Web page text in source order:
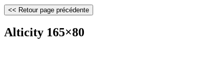
Alticity 165×80